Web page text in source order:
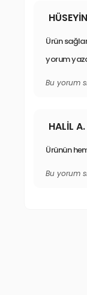
Ürün
yorum
Bu yorum
HALİL A.
Ürünün
Bu yorum